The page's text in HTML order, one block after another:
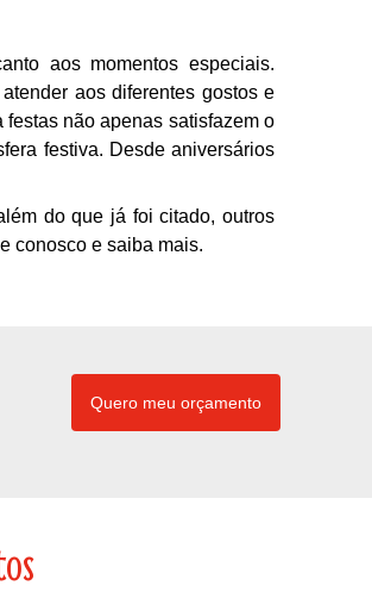
aos momentos especiais.
aos diferentes gostos e
não apenas satisfazem o
festiva. Desde aniversários
do que já foi citado, outros
conosco e saiba mais.
Quero meu orçamento